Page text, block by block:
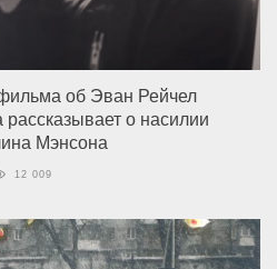
об Эван Рейчел
рассказывает о насилии
Мэнсона
12 009